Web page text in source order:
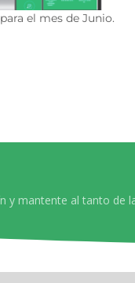
el mes de Junio.
y mantente al tanto de